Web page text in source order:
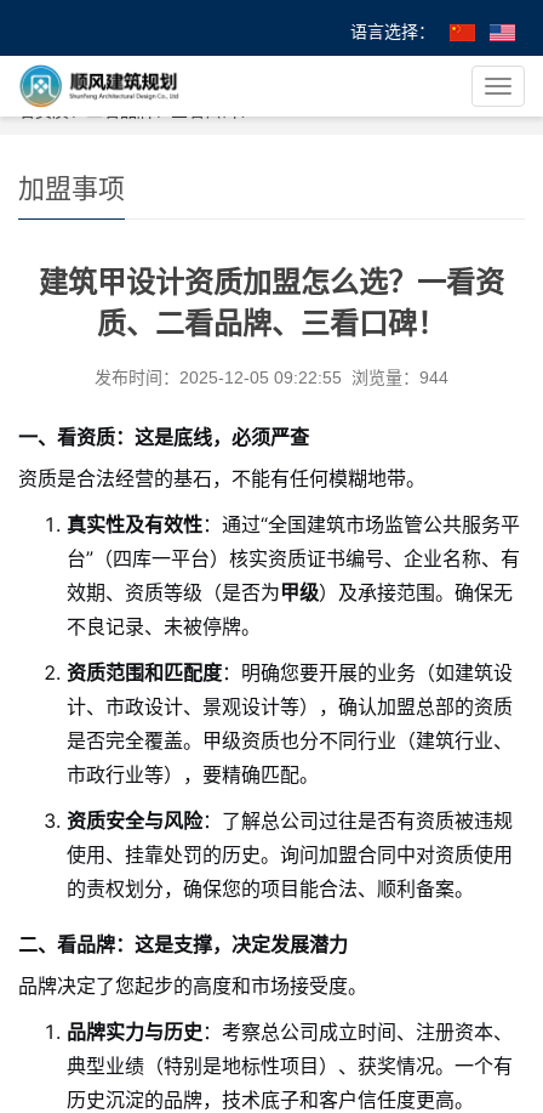
语言选择：
导
航
您的位置：首 页>
> 建筑甲设计资质加盟怎么选？一
看资质、二看品牌、三看口碑！
加盟事项
建筑甲设计资质加盟怎么选？一看资
质、二看品牌、三看口碑！
发布时间：2025-12-05 09:22:55 浏览量：944
一、看资质：这是底线，必须严查
资质是合法经营的基石，不能有任何模糊地带。
真实性及有效性：通过“全国建筑市场监管公共服务平
台”（四库一平台）核实资质证书编号、企业名称、有
效期、资质等级（是否为甲级）及承接范围。确保无
不良记录、未被停牌。
资质范围和匹配度：明确您要开展的业务（如建筑设
计、市政设计、景观设计等），确认加盟总部的资质
是否完全覆盖。甲级资质也分不同行业（建筑行业、
市政行业等），要精确匹配。
资质安全与风险：了解总公司过往是否有资质被违规
使用、挂靠处罚的历史。询问加盟合同中对资质使用
的责权划分，确保您的项目能合法、顺利备案。
二、看品牌：这是支撑，决定发展潜力
品牌决定了您起步的高度和市场接受度。
品牌实力与历史 ：考察总公司成立时间、注册资本、
典型业绩（特别是地标性项目）、获奖情况。一个有
历史沉淀的品牌，技术底子和客户信任度更高。